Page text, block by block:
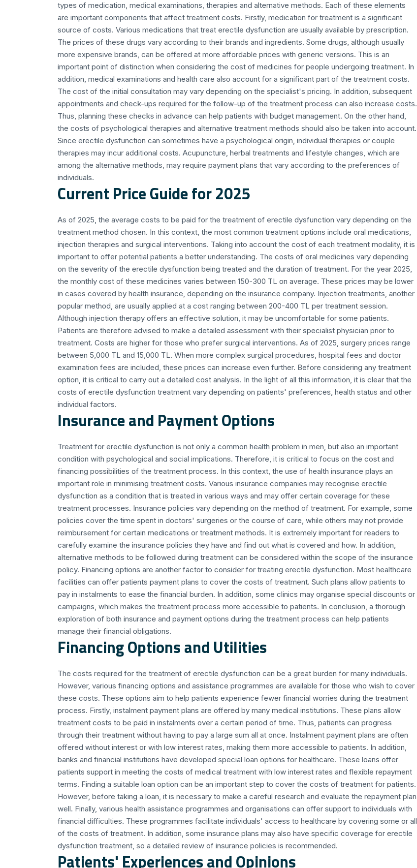
types of medication, medical examinations, therapies and alternative methods. Each of these elements
are important components that affect treatment costs. Firstly, medication for treatment is a significant
source of costs. Various medications that treat erectile dysfunction are usually available by prescription.
The prices of these drugs vary according to their brands and ingredients. Some drugs, although usually
more expensive brands, can be offered at more affordable prices with generic versions. This is an
important point of distinction when considering the cost of medicines for people undergoing treatment. In
addition, medical examinations and health care also account for a significant part of the treatment costs.
The cost of the initial consultation may vary depending on the specialist's pricing. In addition, subsequent
appointments and check-ups required for the follow-up of the treatment process can also increase costs.
Thus, planning these checks in advance can help patients with budget management. On the other hand,
the costs of psychological therapies and alternative treatment methods should also be taken into account.
Since erectile dysfunction can sometimes have a psychological origin, individual therapies or couple
therapies may incur additional costs. Acupuncture, herbal treatments and lifestyle changes, which are
among the alternative methods, may require payment plans that vary according to the preferences of
individuals.
Current Price Guide for 2025
As of 2025, the average costs to be paid for the treatment of erectile dysfunction vary depending on the
treatment method chosen. In this context, the most common treatment options include oral medications,
injection therapies and surgical interventions. Taking into account the cost of each treatment modality, it is
important to offer potential patients a better understanding. The costs of oral medicines vary depending
on the severity of the erectile dysfunction being treated and the duration of treatment. For the year 2025,
the monthly cost of these medicines varies between 150-300 TL on average. These prices may be lower
in cases covered by health insurance, depending on the insurance company. Injection treatments, another
popular method, are usually applied at a cost ranging between 200-400 TL per treatment session.
Although injection therapy offers an effective solution, it may be uncomfortable for some patients.
Patients are therefore advised to make a detailed assessment with their specialist physician prior to
treatment. Costs are higher for those who prefer surgical interventions. As of 2025, surgery prices range
between 5,000 TL and 15,000 TL. When more complex surgical procedures, hospital fees and doctor
examination fees are included, these prices can increase even further. Before considering any treatment
option, it is critical to carry out a detailed cost analysis. In the light of all this information, it is clear that the
costs of erectile dysfunction treatment vary depending on patients' preferences, health status and other
individual factors.
Insurance and Payment Options
Treatment for erectile dysfunction is not only a common health problem in men, but also an important
condition with psychological and social implications. Therefore, it is critical to focus on the cost and
financing possibilities of the treatment process. In this context, the use of health insurance plays an
important role in minimising treatment costs. Various insurance companies may recognise erectile
dysfunction as a condition that is treated in various ways and may offer certain coverage for these
treatment processes. Insurance policies vary depending on the method of treatment. For example, some
policies cover the time spent in doctors' surgeries or the course of care, while others may not provide
reimbursement for certain medications or treatment methods. It is extremely important for readers to
carefully examine the insurance policies they have and find out what is covered and how. In addition,
alternative methods to be followed during treatment can be considered within the scope of the insurance
policy. Financing options are another factor to consider for treating erectile dysfunction. Most healthcare
facilities can offer patients payment plans to cover the costs of treatment. Such plans allow patients to
pay in instalments to ease the financial burden. In addition, some clinics may organise special discounts or
campaigns, which makes the treatment process more accessible to patients. In conclusion, a thorough
exploration of both insurance and payment options during the treatment process can help patients
manage their financial obligations.
Financing Options and Utilities
The costs required for the treatment of erectile dysfunction can be a great burden for many individuals.
However, various financing options and assistance programmes are available for those who wish to cover
these costs. These options aim to help patients experience fewer financial worries during the treatment
process. Firstly, instalment payment plans are offered by many medical institutions. These plans allow
treatment costs to be paid in instalments over a certain period of time. Thus, patients can progress
through their treatment without having to pay a large sum all at once. Instalment payment plans are often
offered without interest or with low interest rates, making them more accessible to patients. In addition,
banks and financial institutions have developed special loan options for healthcare. These loans offer
patients support in meeting the costs of medical treatment with low interest rates and flexible repayment
terms. Finding a suitable loan option can be an important step to cover the costs of treatment for patients.
However, before taking a loan, it is necessary to make a careful research and evaluate the repayment plan
well. Finally, various health assistance programmes and organisations can offer support to individuals with
financial difficulties. These programmes facilitate individuals' access to healthcare by covering some or all
of the costs of treatment. In addition, some insurance plans may also have specific coverage for erectile
dysfunction treatment, so a detailed review of insurance policies is recommended.
Patients' Experiences and Opinions